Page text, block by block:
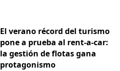
El verano récord del turismo
pone a prueba al rent-a-car:
la gestión de flotas gana
protagonismo